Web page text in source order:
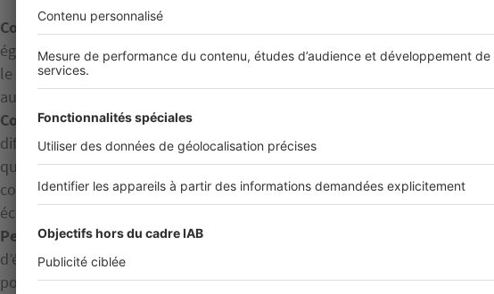
Comparez les matériaux disponibles.
également un excellent isolant thermique et phonique mais les risques
le long terme sont réels. L’aluminium, en comparaison, est également
aussi plus durable et léger (et il ne demande que peu d’entretien).
Contrôlez la qualité thermique et acoustique de l’extension.
difficilement faire l’impasse sur cette dimension des travaux, mais dites-
qu’en optant pour des pièces de meilleure qualité dès le départ, vous
construction largement plus rentable sur le long terme et réaliserez de
économies sur votre facture de chauffage et d’électricité !
Pensez aux travaux annexes, notamment en matière de plomberie, de
d’électricité. Selon l’usage que vous souhaitez faire de votre future
pourront évoluer à la hausse ou à la baisse.